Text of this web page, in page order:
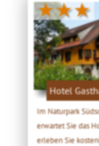
★★★
Hotel
Im Naturpark
erwartet Sie das
erleben Sie